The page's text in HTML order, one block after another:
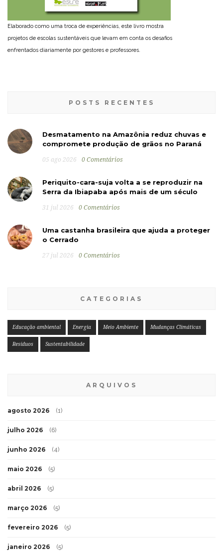
Elaborado como uma troca de experiências, este livro mostra
projetos de escolas sustentáveis que levam em conta os desafios
enfrentados diariamente por gestores e professores.
POSTS RECENTES
Desmatamento na Amazônia reduz chuvas e
compromete produção de grãos no Paraná
05 ago 2026 0 Comentários
Periquito-cara-suja volta a se reproduzir na
Serra da Ibiapaba após mais de um século
31 jul 2026 0 Comentários
Uma castanha brasileira que ajuda a proteger
o Cerrado
27 jul 2026 0 Comentários
CATEGORIAS
Educação ambiental Energia Meio Ambiente Mudanças Climáticas
Resíduos Sustentabilidade
ARQUIVOS
agosto 2026 (1)
julho 2026 (6)
junho 2026 (4)
maio 2026 (5)
abril 2026 (5)
março 2026 (5)
fevereiro 2026 (5)
janeiro 2026 (5)